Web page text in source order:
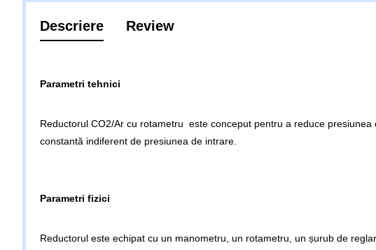
Descriere Review
Parametri tehnici
Reductorul CO2/Ar cu rotametru este conceput pentru a reduce
constantă indiferent de presiunea de intrare.
Parametri fizici
Reductorul este echipat cu un manometru, un rotametru, un șurub de